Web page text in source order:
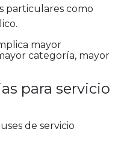
particulares como
mayor
categoría, mayor
para servicio
de servicio